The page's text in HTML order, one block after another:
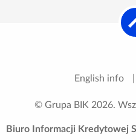
English info
© Grupa BIK 2026.
Biuro Informacji Kredytowej